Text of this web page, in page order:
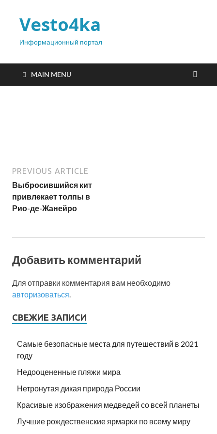
Vesto4ka
Информационный портал
MAIN MENU
PREVIOUS ARTICLE
Выбросившийся кит
привлекает толпы в
Рио-де-Жанейро
Добавить комментарий
Для отправки комментария вам необходимо
авторизоваться
СВЕЖИЕ ЗАПИСИ
Самые безопасные места для путешествий в 2021
году
Недооцененные пляжи мира
Нетронутая дикая природа России
Красивые изображения медведей со всей планеты
Лучшие рождественские ярмарки по всему миру